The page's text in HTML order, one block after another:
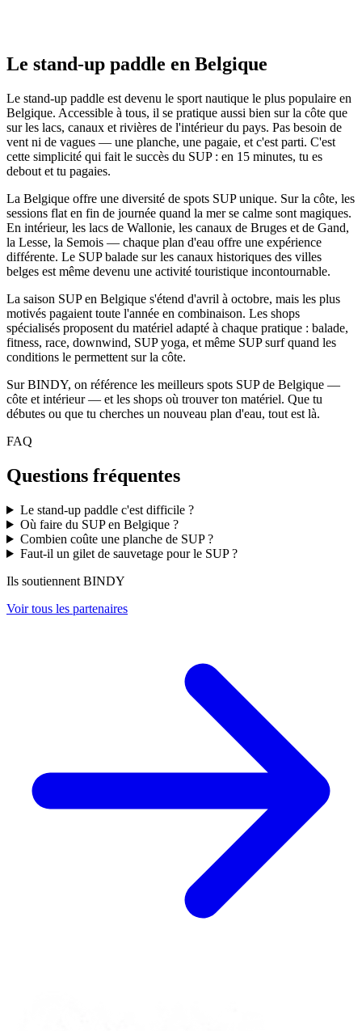
Le stand-up paddle en Belgique
Le stand-up paddle est devenu le sport nautique le plus populaire en
Belgique. Accessible à tous, il se pratique aussi bien sur la côte que
sur les lacs, canaux et rivières de l'intérieur du pays. Pas besoin de
vent ni de vagues — une planche, une pagaie, et c'est parti. C'est
cette simplicité qui fait le succès du SUP : en 15 minutes, tu es
debout et tu pagaies.
La Belgique offre une diversité de spots SUP unique. Sur la côte, les
sessions flat en fin de journée quand la mer se calme sont magiques.
En intérieur, les lacs de Wallonie, les canaux de Bruges et de Gand,
la Lesse, la Semois — chaque plan d'eau offre une expérience
différente. Le SUP balade sur les canaux historiques des villes
belges est même devenu une activité touristique incontournable.
La saison SUP en Belgique s'étend d'avril à octobre, mais les plus
motivés pagaient toute l'année en combinaison. Les shops
spécialisés proposent du matériel adapté à chaque pratique : balade,
fitness, race, downwind, SUP yoga, et même SUP surf quand les
conditions le permettent sur la côte.
Sur BINDY, on référence les meilleurs spots SUP de Belgique —
côte et intérieur — et les shops où trouver ton matériel. Que tu
débutes ou que tu cherches un nouveau plan d'eau, tout est là.
FAQ
Questions fréquentes
Le stand-up paddle c'est difficile ?
Où faire du SUP en Belgique ?
Combien coûte une planche de SUP ?
Faut-il un gilet de sauvetage pour le SUP ?
Ils soutiennent BINDY
Voir tous les partenaires